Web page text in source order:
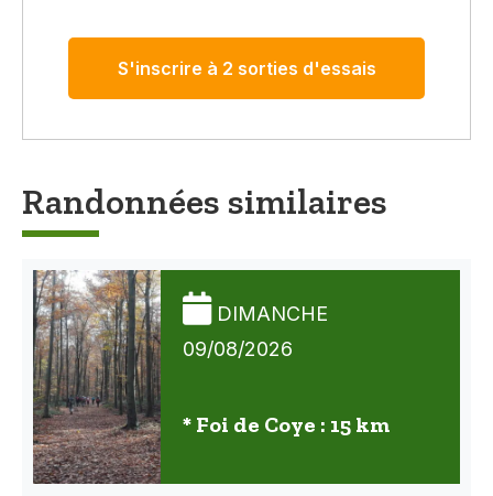
S'inscrire à 2 sorties d'essais
Randonnées similaires
DIMANCHE
09/08/2026
* Foi de Coye : 15 km